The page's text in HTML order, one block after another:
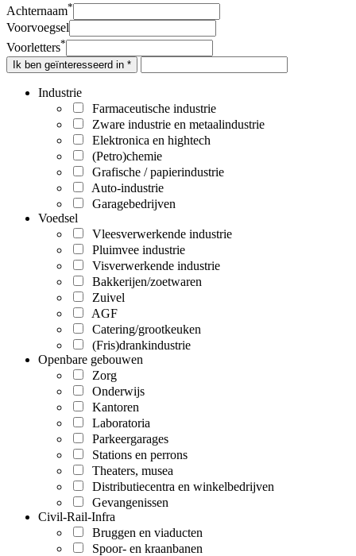
Achternaam*
Voorvoegsel
Voorletters*
Ik ben geïnteresseerd in *
Industrie
Farmaceutische industrie
Zware industrie en metaalindustrie
Elektronica en hightech
(Petro)chemie
Grafische / papierindustrie
Auto-industrie
Garagebedrijven
Voedsel
Vleesverwerkende industrie
Pluimvee industrie
Visverwerkende industrie
Bakkerijen/zoetwaren
Zuivel
AGF
Catering/grootkeuken
(Fris)drankindustrie
Openbare gebouwen
Zorg
Onderwijs
Kantoren
Laboratoria
Parkeergarages
Stations en perrons
Theaters, musea
Distributiecentra en winkelbedrijven
Gevangenissen
Civil-Rail-Infra
Bruggen en viaducten
Spoor- en kraanbanen